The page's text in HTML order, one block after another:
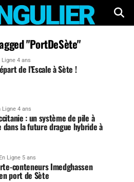
"PortDeSète"
Ligne 4 ans
de l’Escale à Sète !
Ligne 4 ans
: un système de pile à
la future drague hybride à
En Ligne 5 ans
conteneurs Imedghassen
port de Sète